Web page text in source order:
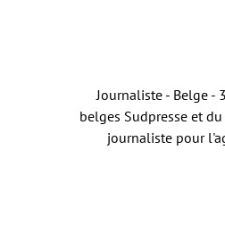
Journaliste - Belge -
belges Sudpresse et
journaliste pour